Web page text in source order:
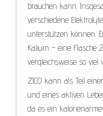
brauchen kann.
verschiedene
unterstützen können.
Kalium – eine Flasche
vergleichsweise so viel
ZICO kann als Teil
und eines aktiven
da es ein